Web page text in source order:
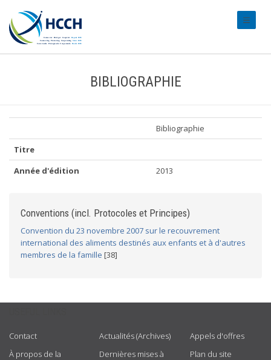
BIBLIOGRAPHIE
Bibliographie
Titre
Année d'édition
2013
Conventions (incl. Protocoles et Principes)
Convention du 23 novembre 2007 sur le recouvrement
international des aliments destinés aux enfants et à d'autres
membres de la famille [38]
Contact
À propos de la
Actualités (Archives)
Dernières mises à
Appels d'offres
Plan du site